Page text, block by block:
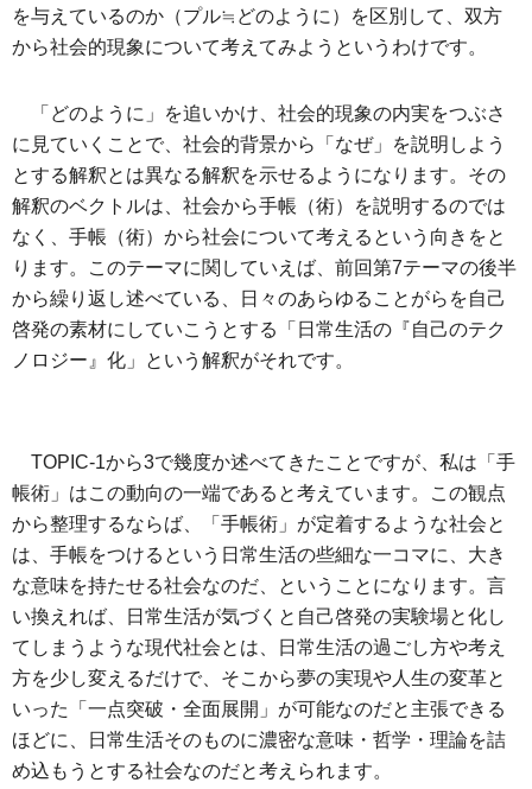
を与えているのか（プル≒どのように）を区別して、双方
から社会的現象について考えてみようというわけです。
「どのように」を追いかけ、社会的現象の内実をつぶさ
に見ていくことで、社会的背景から「なぜ」を説明しよう
とする解釈とは異なる解釈を示せるようになります。その
解釈のベクトルは、社会から手帳（術）を説明するのでは
なく、手帳（術）から社会について考えるという向きをと
ります。このテーマに関していえば、前回第7テーマの後半
から繰り返し述べている、日々のあらゆることがらを自己
啓発の素材にしていこうとする「日常生活の『自己のテク
ノロジー』化」という解釈がそれです。
TOPIC-1から3で幾度か述べてきたことですが、私は「手
帳術」はこの動向の一端であると考えています。この観点
から整理するならば、「手帳術」が定着するような社会と
は、手帳をつけるという日常生活の些細な一コマに、大き
な意味を持たせる社会なのだ、ということになります。言
い換えれば、日常生活が気づくと自己啓発の実験場と化し
てしまうような現代社会とは、日常生活の過ごし方や考え
方を少し変えるだけで、そこから夢の実現や人生の変革と
いった「一点突破・全面展開」が可能なのだと主張できる
ほどに、日常生活そのものに濃密な意味・哲学・理論を詰
め込もうとする社会なのだと考えられます。